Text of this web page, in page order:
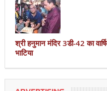
श्री हनुमान मंदिर 3डी-42 का
भाटिया